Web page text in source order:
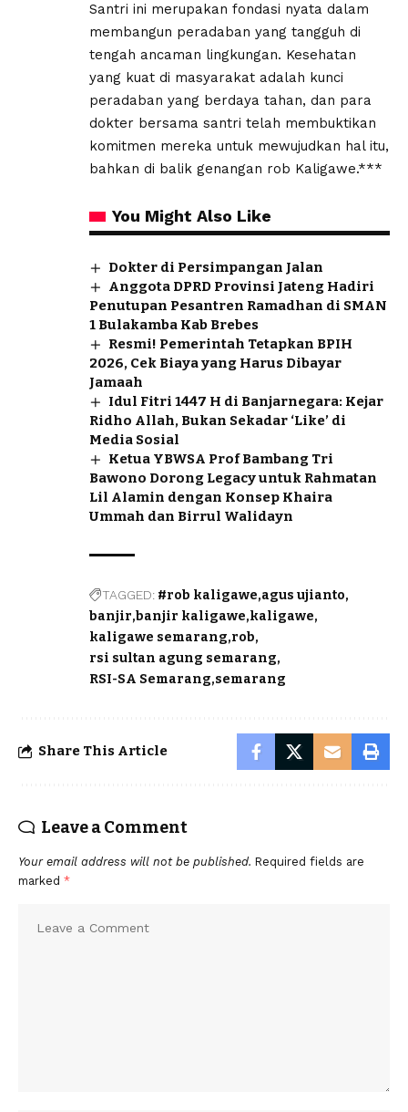
Santri ini merupakan fondasi nyata dalam
membangun peradaban yang tangguh di
tengah ancaman lingkungan. Kesehatan
yang kuat di masyarakat adalah kunci
peradaban yang berdaya tahan, dan para
dokter bersama santri telah membuktikan
komitmen mereka untuk mewujudkan hal itu,
bahkan di balik genangan rob Kaligawe.***
You Might Also Like
Dokter di Persimpangan Jalan
Anggota DPRD Provinsi Jateng Hadiri
Penutupan Pesantren Ramadhan di SMAN
1 Bulakamba Kab Brebes
Resmi! Pemerintah Tetapkan BPIH
2026, Cek Biaya yang Harus Dibayar
Jamaah
Idul Fitri 1447 H di Banjarnegara: Kejar
Ridho Allah, Bukan Sekadar ‘Like’ di
Media Sosial
Ketua YBWSA Prof Bambang Tri
Bawono Dorong Legacy untuk Rahmatan
Lil Alamin dengan Konsep Khaira
Ummah dan Birrul Walidayn
TAGGED: #rob kaligawe agus ujianto
banjir banjir kaligawe kaligawe
kaligawe semarang rob
rsi sultan agung semarang
RSI-SA Semarang semarang
Share This Article
Leave a Comment
Your email address will not be published. Required fields are
marked *